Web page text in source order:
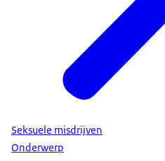
Seksuele misdrijven
Onderwerp